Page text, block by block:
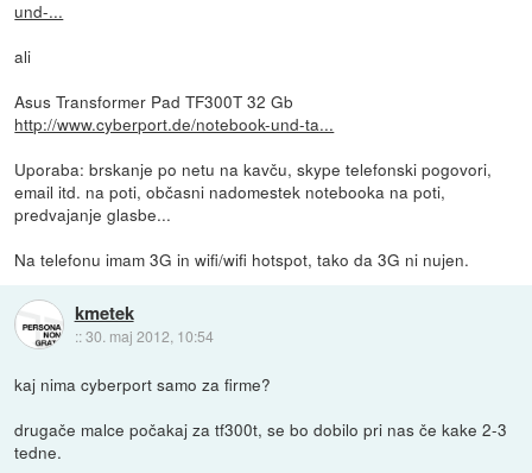
und-...
ali
Asus Transformer Pad TF300T 32 Gb
http://www.cyberport.de/notebook-und-ta...
Uporaba: brskanje po netu na kavču, skype telefonski pogovori,
email itd. na poti, občasni nadomestek notebooka na poti,
predvajanje glasbe...
Na telefonu imam 3G in wifi/wifi hotspot, tako da 3G ni nujen.
kmetek
::30. maj 2012, 10:54
kaj nima cyberport samo za firme?
drugače malce počakaj za tf300t, se bo dobilo pri nas če kake 2-3
tedne.